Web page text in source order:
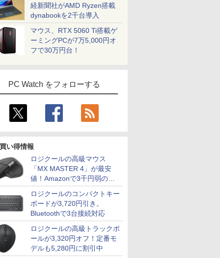
経新聞社がAMD Ryzen搭載
dynabookを2千台導入
マウス、RTX 5060 Ti搭載ゲ
ーミングPCが7万5,000円オ
フで30万円台！
PC Watch をフォローする
い得情報
ロジクールの高級マウス
「MX MASTER 4」が最安
値！Amazonで3千円弱の割
引
ロジクールのコンパクトキー
ボードが3,720円引き。
Bluetoothで3台接続対応
ロジクールの高級トラックボ
ールが3,320円オフ！定番モ
デルも5,280円に割引中